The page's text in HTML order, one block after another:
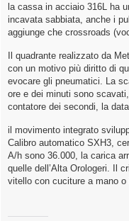
la cassa in acciaio 316L ha
incavata sabbiata, anche i
aggiunge che crossroads
Il quadrante realizzato da
con un motivo più diritto di
evocare gli pneumatici. La
ore e dei minuti sono
contatore dei secondi, la
il movimento integrato
Calibro automatico SXH3,
A/h sono 36.000, la carica
quelle dell’Alta Orologeri. Il
vitello con cuciture a mano